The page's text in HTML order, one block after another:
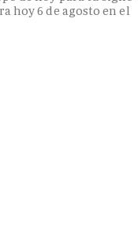
hoy 6 de agosto en el